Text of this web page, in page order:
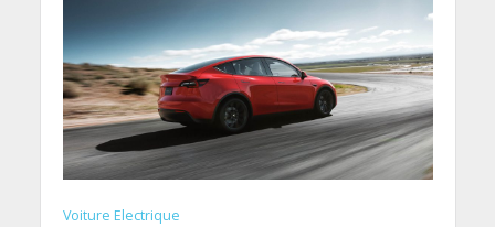
Voiture Electrique